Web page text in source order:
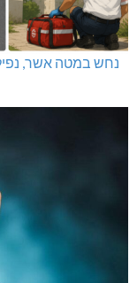
נחש במטה אשר,